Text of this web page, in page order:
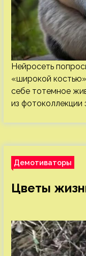
Нейросеть
«широкой
себе тотемное
из фотоколлекции
Демотиваторы
Цветы